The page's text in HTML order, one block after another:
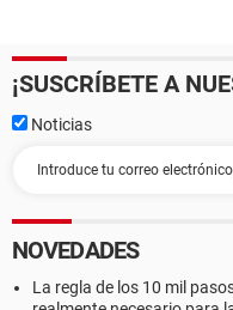
¡SUSCRÍBETE A
Noticias
NOVEDADES
La regla de los 10 mil